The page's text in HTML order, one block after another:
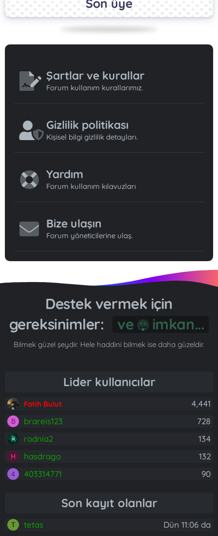
Şartlar ve kurallar
Forum kullanım kurallarımız.
Gizlilik politikası
Kişisel bilgi gizlilik detayları.
Yardım
Forum kullanım kılavuzları
Bize ulaşın
Forum yöneticilerine ulaş.
Destek vermek için
gereksinimler:
Gönül...
Bilmek güzel şeydir. Hele haddini bilmek ise daha güzeldir.
Lider kullanıcılar
Fatih Bulut 4,441
B brareis123
728
rodnia2
134
H hasdrago 132
4 403314771 90
Son kayıt olanlar
T tetas
Dün 11:06 da